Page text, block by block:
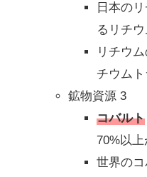
日本の
るリチ
リチウ
チウム
鉱物資源 3
コバルト
70%以
世界の